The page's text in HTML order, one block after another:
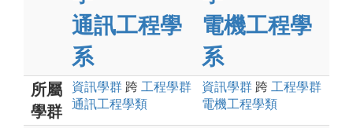
通訊工程學
系
電機工程學
系
所屬
學群
資訊學群 跨 工程學群
通訊工程學類
資訊學群 跨 工程學群
電機工程學類